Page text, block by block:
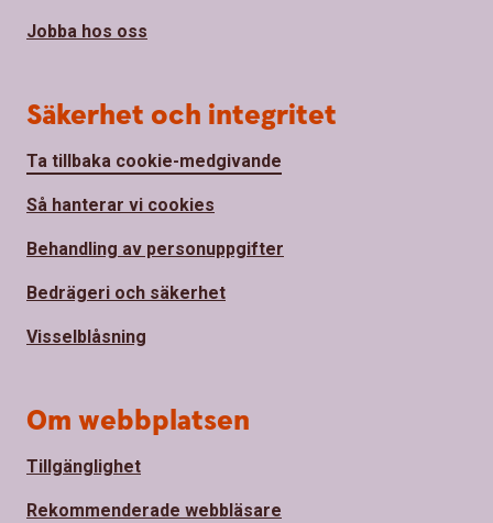
Jobba hos oss
Säkerhet och integritet
Ta tillbaka cookie-medgivande
Så hanterar vi cookies
Behandling av personuppgifter
Bedrägeri och säkerhet
Visselblåsning
Om webbplatsen
Tillgänglighet
Rekommenderade webbläsare